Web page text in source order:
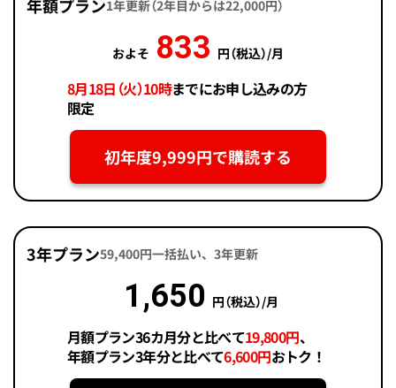
年額プラン1年更新（2年目からは22,000円）
およそ 833 円（税込）/月
8月18日（火）10時までにお申し込みの方
限定
初年度9,999円で購読する
3年プラン59,400円一括払い、3年更新
1,650 円（税込）/月
月額プラン36カ月分と比べて19,800円、
年額プラン3年分と比べて6,600円おトク！